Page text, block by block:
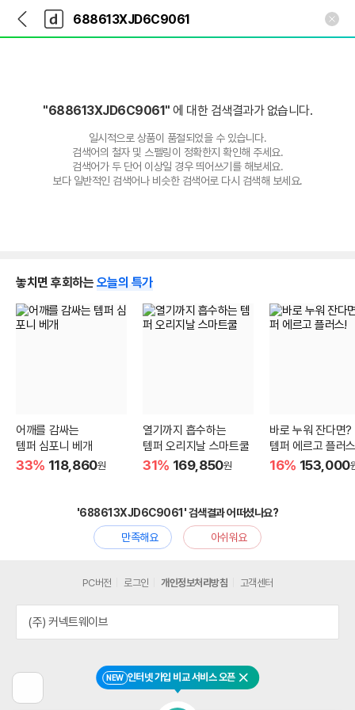
다
나
와
가
다
와
"688613XJD6C9061" 에 대한 검색결과가 없습니다.
일시적으로 상품이 품절되었을 수 있습니다.
검색어의 철자 및 스펠링이 정확한지 확인해 주세요.
검색어가 두 단어 이상일 경우 띄어쓰기를 해보세요.
보다 일반적인 검색어나 비슷한 검색어로 다시 검색해 보세요.
놓치면 후회하는 오늘의 특가
어깨를 감싸는
템퍼 심포니 베개
33% 118,860원
열기까지 흡수하는
템퍼 오리지날 스마트쿨
31% 169,850원
바로 누워 잔다면?
템퍼 에르고 플러
16% 153,000
'688613XJD6C9061' 검색결과 어떠셨나요?
만족해요
아쉬워요
전
NEW 인터넷 가입 비교 서비스 오픈 닫기
PC버전 로그인 개인정보처리방침 고객센터
(주) 커넥트웨이브